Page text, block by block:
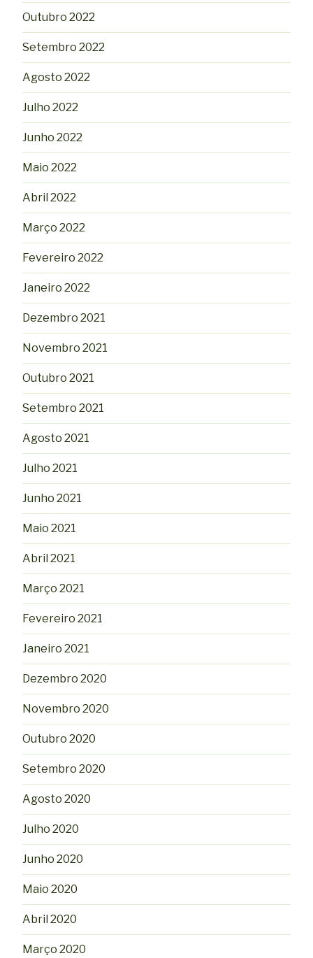
Outubro 2022
Setembro 2022
Agosto 2022
Julho 2022
Junho 2022
Maio 2022
Abril 2022
Março 2022
Fevereiro 2022
Janeiro 2022
Dezembro 2021
Novembro 2021
Outubro 2021
Setembro 2021
Agosto 2021
Julho 2021
Junho 2021
Maio 2021
Abril 2021
Março 2021
Fevereiro 2021
Janeiro 2021
Dezembro 2020
Novembro 2020
Outubro 2020
Setembro 2020
Agosto 2020
Julho 2020
Junho 2020
Maio 2020
Abril 2020
Março 2020